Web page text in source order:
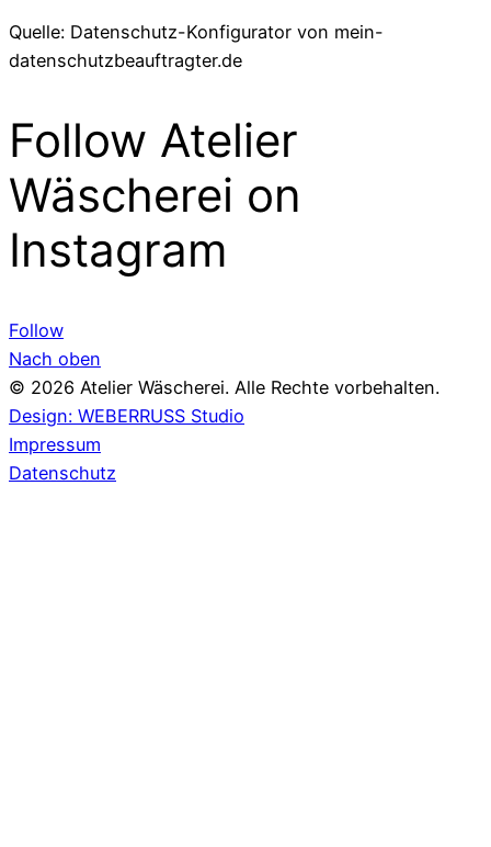
Quelle: Datenschutz-Konfigurator von mein-
datenschutzbeauftragter.de
Follow Atelier
Wäscherei on
Instagram
Follow
Nach oben
© 2026 Atelier Wäscherei. Alle Rechte vorbehalten.
Design: WEBERRUSS Studio
Impressum
Datenschutz